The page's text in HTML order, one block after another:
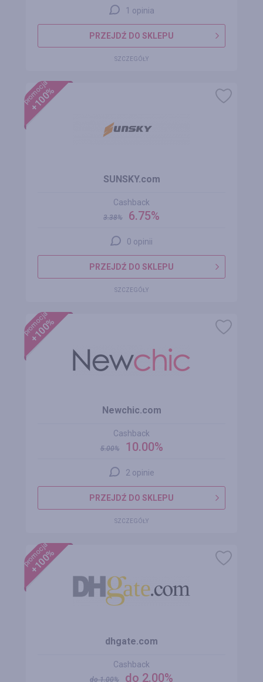
1 opinia
PRZEJDŹ DO SKLEPU
SZCZEGÓŁY
promocja
+100%
SUNSKY.com
Cashback
3.38% 6.75%
0 opinii
PRZEJDŹ DO SKLEPU
SZCZEGÓŁY
promocja
+100%
Newchic.com
Cashback
5.00% 10.00%
2 opinie
PRZEJDŹ DO SKLEPU
SZCZEGÓŁY
promocja
+100%
dhgate.com
Cashback
do1.00% do 2.00%